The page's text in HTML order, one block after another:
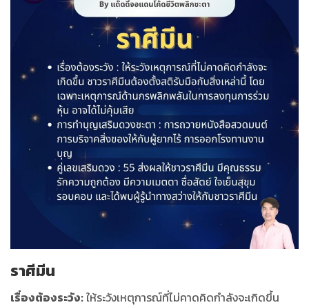
ราศีมีน
เรื่องต้องระวัง:ให้ระวังเหตุการณ์ที่ไม่คาดคิดกำลังจะเกิดขึ้น